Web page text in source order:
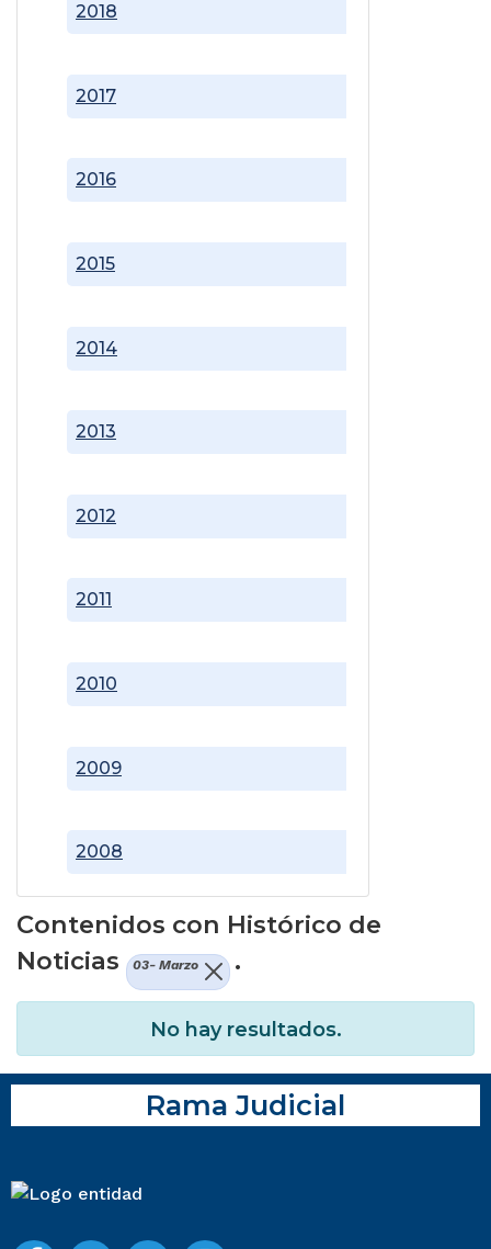
2008
2009
2010
2011
2012
2013
2014
2015
2016
2017
2018
Contenidos con Histórico de
Noticias
03- Marzo .
No hay resultados.
Rama Judicial